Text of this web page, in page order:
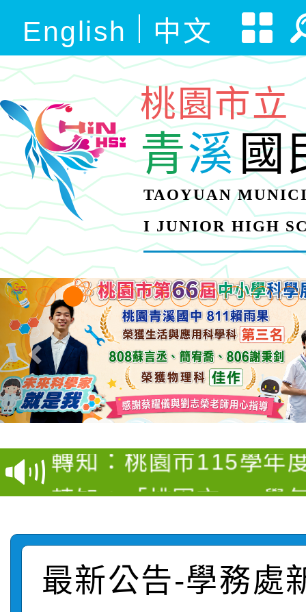
English 中文
桃園市立
青溪國
TAOYUAN
I JUNIOR HIGH
【甄選結果(第4招)】
學年度第1學期第9次代
結果(第4招)
【甄選結果(第12招)】
學年度第1學期第7次代
結果(第12招)
轉知：桃園市115學年
賽及師生本土語及新住
賽實施要點
轉知：「桃園市115學
比賽實施要點」
轉知：「115年金融知
動辦法」
轉知臺中市政府政風處
最新公告-學務處